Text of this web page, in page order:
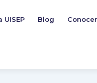
UISEP Blog